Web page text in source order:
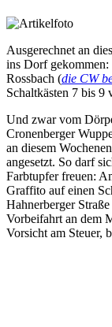
Ausgerechnet an
ins Dorf
Rossbach (die CW
Schaltkästen 7 bis 9
Und zwar vom
Cronenberger
an diesem
angesetzt. So darf
Farbtupfer freuen:
Graffito auf einen
Hahnerberger
Vorbeifahrt an dem
Vorsicht am Steuer,